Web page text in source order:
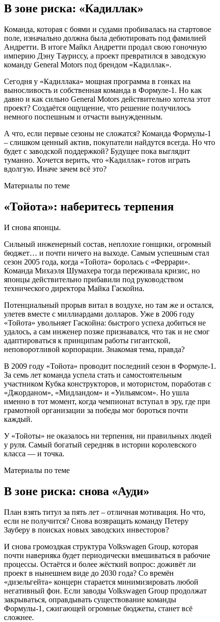
В зоне риска: «Кадиллак»
Команда, которая с боями и судами пробивалась на стартовое
поле, изначально должна была дебютировать под фамилией
Андретти. В итоге Майкл Андретти продал свою гоночную
империю Дэну Тауриссу, а проект превратился в заводскую
команду General Motors под брендом «Кадиллак».
Сегодня у «Кадиллака» мощная программа в гонках на
выносливость и собственная команда в Формуле-1. Но как
давно и как сильно General Motors действительно хотела этот
проект? Создаётся ощущение, что решение получилось
немного поспешным и отчасти вынужденным.
А что, если первые сезоны не сложатся? Команда Формулы-1
– слишком ценный актив, покупатели найдутся всегда. Но что
будет с заводской поддержкой? Будущее пока выглядит
туманно. Хочется верить, что «Кадиллак» готов играть
вдолгую. Иначе зачем всё это?
Материалы по теме
«Тойота»: наберитесь терпения
И снова японцы.
Сильный инженерный состав, неплохие гонщики, огромный
бюджет… и почти ничего на выходе. Самым успешным стал
сезон 2005 года, когда «Тойота» боролась с «Феррари».
Команда Михаэля Шумахера тогда переживала кризис, но
японцы действительно прибавили под руководством
технического директора Майка Гаскойна.
Потенциальный прорыв витал в воздухе, но там же и остался,
улетев вместе с миллиардами долларов. Уже в 2006 году
«Тойота» увольняет Гаскойна: быстрого успеха добиться не
удалось, а сам инженер позже признавался, что так и не смог
адаптироваться к принципам работы гигантской,
неповоротливой корпорации. Знакомая тема, правда?
В 2009 году «Тойота» проводит последний сезон в Формуле-1.
За семь лет команда успела стать и самостоятельным
участником Кубка конструкторов, и мотористом, поработав с
«Джорданом», «Мидландом» и «Уильямсом». Но ушла
именно в тот момент, когда чемпионат вступал в эру, где при
грамотной организации за победы мог бороться почти
каждый.
У «Тойоты» не оказалось ни терпения, ни правильных людей
у руля. Самый богатый середняк в истории королевского
класса — и точка.
Материалы по теме
В зоне риска: снова «Ауди»
План взять титул за пять лет – отличная мотивация. Но что,
если не получится? Снова возвращать команду Петеру
Зауберу в поисках новых заводских инвесторов?
И снова громоздкая структура Volkswagen Group, которая
почти наверняка будет периодически вмешиваться в рабочие
процессы. Остаётся и более жёсткий вопрос: доживёт ли
проект в нынешнем виде до 2030 года? Со времён
«дизельгейта» концерн старается минимизировать любой
негативный фон. Если заводы Volkswagen Group продолжат
закрываться, оправдывать существование команды
Формулы-1, сжигающей огромные бюджеты, станет всё
сложнее.